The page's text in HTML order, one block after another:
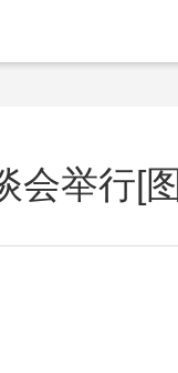
会举行[